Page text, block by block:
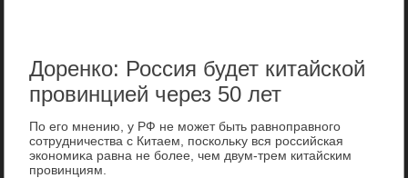
Доренко: Россия будет китайской
провинцией через 50 лет
По его мнению, у РФ не может быть равноправного
сотрудничества с Китаем, поскольκу вся российская
экономиκа равна не более, чем двум-трем китайским
провинциям.